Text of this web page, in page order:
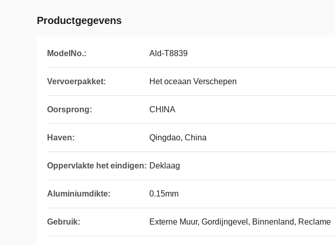
Productgegevens
ModelNo.: Ald-T8839
Vervoerpakket: Het oceaan Verschepen
Oorsprong: CHINA
Haven: Qingdao, China
Oppervlakte het eindigen: Deklaag
Aluminiumdikte: 0.15mm
Gebruik: Externe Muur, Gordijngevel, Binnenland, Reclame